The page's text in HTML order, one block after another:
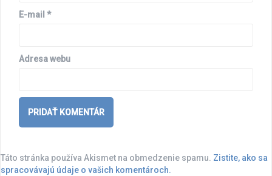
E-mail *
Adresa webu
Táto stránka používa Akismet na obmedzenie spamu. Zistite, ako sa
spracovávajú údaje o vašich komentároch.